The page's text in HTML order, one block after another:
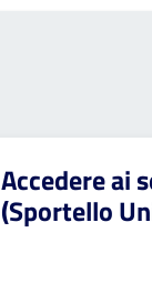
Accedere ai
(Sportello